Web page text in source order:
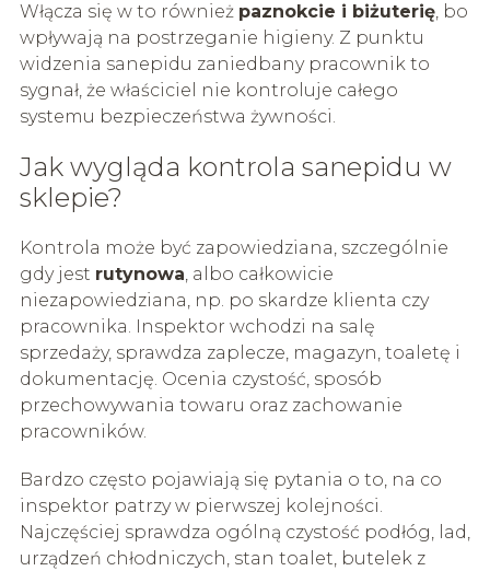
Włącza się w to również paznokcie i biżuterię, bo
wpływają na postrzeganie higieny. Z punktu
widzenia sanepidu zaniedbany pracownik to
sygnał, że właściciel nie kontroluje całego
systemu bezpieczeństwa żywności.
Jak wygląda kontrola sanepidu w
sklepie?
Kontrola może być zapowiedziana, szczególnie
gdy jest rutynowa, albo całkowicie
niezapowiedziana, np. po skardze klienta czy
pracownika. Inspektor wchodzi na salę
sprzedaży, sprawdza zaplecze, magazyn, toaletę i
dokumentację. Ocenia czystość, sposób
przechowywania towaru oraz zachowanie
pracowników.
Bardzo często pojawiają się pytania o to, na co
inspektor patrzy w pierwszej kolejności.
Najczęściej sprawdza ogólną czystość podłóg, lad,
urządzeń chłodniczych, stan toalet, butelek z